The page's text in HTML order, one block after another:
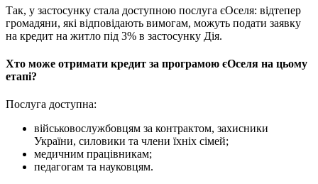
Так, у застосунку стала доступною послуга єОселя: відтепер
громадяни, які відповідають вимогам, можуть подати заявку
на кредит на житло під 3% в застосунку Дія.
Хто може отримати кредит за програмою єОселя на цьому
етапі?
Послуга доступна:
військовослужбовцям за контрактом, захисники
України, силовики та члени їхніх сімей;
медичним працівникам;
педагогам та науковцям.